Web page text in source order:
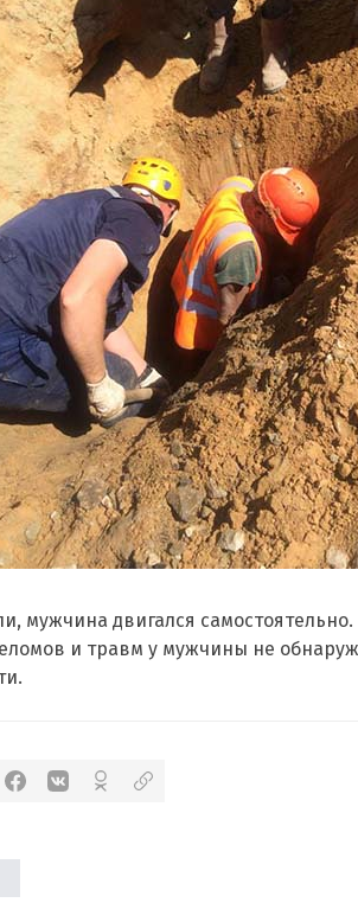
мужчина двигался
и травм у мужчины не